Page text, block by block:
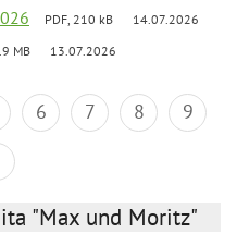
PDF, 210 kB 14.07.2026
MB 13.07.2026
6 7 8
9
"Max und Moritz"